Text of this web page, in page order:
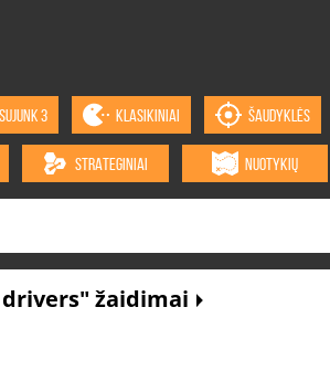
SUJUNK 3 KLASIKINIAI ŠAUDYKLĖS
STRATEGINIAI NUOTYKIŲ
žaidimai